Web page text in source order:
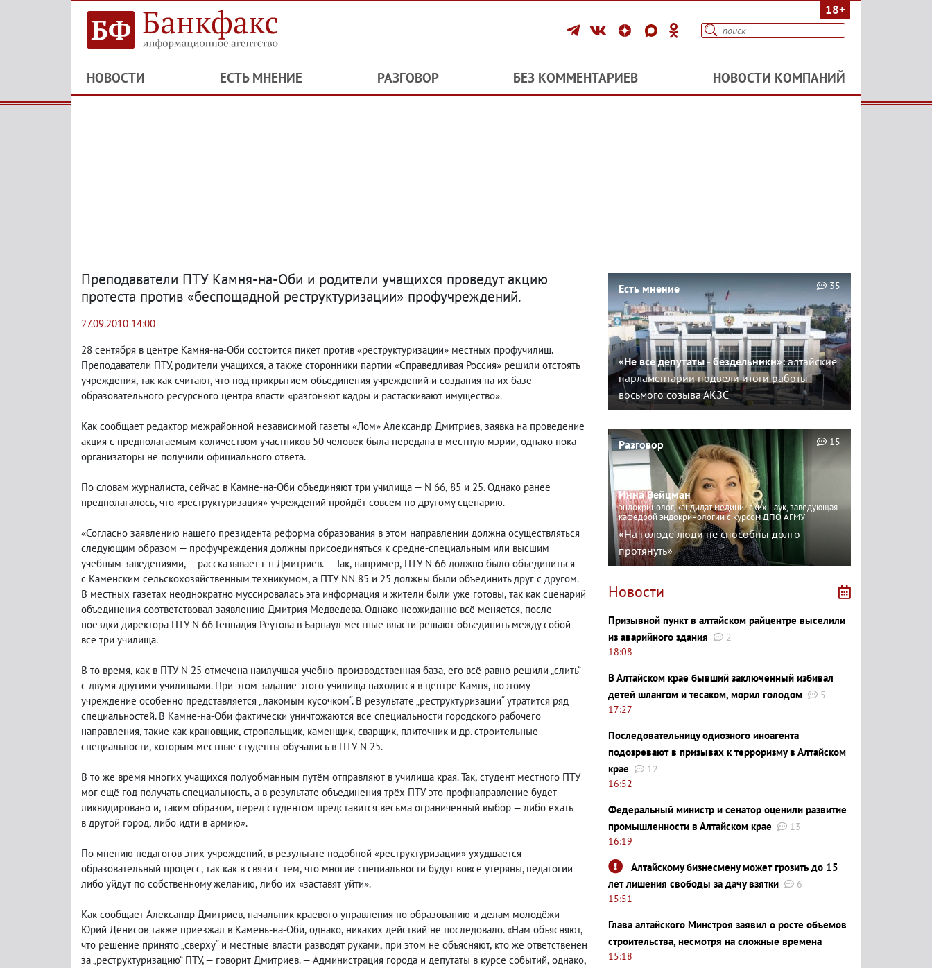
18+
НОВОСТИ ЕСТЬ МНЕНИЕ РАЗГОВОР БЕЗ КОММЕНТАРИЕВ НОВОСТИ КОМПАНИЙ
Преподаватели ПТУ Камня-на-Оби и родители учащихся проведут акцию
протеста против «беспощадной реструктуризации» профучреждений.
27.09.2010 14:00
28 сентября в центре Камня-на-Оби состоится пикет против «реструктуризации» местных профучилищ.
Преподаватели ПТУ, родители учащихся, а также сторонники партии «Справедливая Россия» решили отстоять
учреждения, так как считают, что под прикрытием объединения учреждений и создания на их базе
образовательного ресурсного центра власти «разгоняют кадры и растаскивают имущество».
Как сообщает редактор межрайонной независимой газеты «Лом» Александр Дмитриев, заявка на проведение
акция с предполагаемым количеством участников 50 человек была передана в местную мэрии, однако пока
организаторы не получили официального ответа.
По словам журналиста, сейчас в Камне-на-Оби объединяют три училища — N 66, 85 и 25. Однако ранее
предполагалось, что «реструктуризация» учреждений пройдёт совсем по другому сценарию.
«Согласно заявлению нашего президента реформа образования в этом направлении должна осуществляться
следующим образом — профучреждения должны присоединяться к средне-специальным или высшим
учебным заведениями, — рассказывает г-н Дмитриев. — Так, например, ПТУ N 66 должно было объединиться
с Каменским сельскохозяйственным техникумом, а ПТУ NN 85 и 25 должны были объединить друг с другом.
В местных газетах неоднократно муссировалась эта информация и жители были уже готовы, так как сценарий
объединения соответствовал заявлению Дмитрия Медведева. Однако неожиданно всё меняется, после
поездки директора ПТУ N 66 Геннадия Реутова в Барнаул местные власти решают объединить между собой
все три училища.
В то время, как в ПТУ N 25 отмечена наилучшая учебно-производственная база, его всё равно решили „слить“
с двумя другими училищами. При этом задание этого училища находится в центре Камня, поэтому
учреждение особенно представляется „лакомым кусочком“. В результате „реструктуризации“ утратится ряд
специальностей. В Камне-на-Оби фактически уничтожаются все специальности городского рабочего
направления, такие как крановщик, стропальщик, каменщик, сварщик, плиточник и др. строительные
специальности, которым местные студенты обучались в ПТУ N 25.
В то же время многих учащихся полуобманным путём отправляют в училища края. Так, студент местного ПТУ
мог ещё год получать специальность, а в результате объединения трёх ПТУ это профнаправление будет
ликвидировано и, таким образом, перед студентом представится весьма ограниченный выбор — либо ехать
в другой город, либо идти в армию».
По мнению педагогов этих учреждений, в результате подобной «реструктуризации» ухудшается
образовательный процесс, так как в связи с тем, что многие специальности будут вовсе утеряны, педагогии
либо уйдут по собственному желанию, либо их «заставят уйти».
Как сообщает Александр Дмитриев, начальник краевого управления по образованию и делам молодёжи
Юрий Денисов также приезжал в Камень-на-Оби, однако, никаких действий не последовало. «Нам объясняют,
что решение принято „сверху“ и местные власти разводят руками, при этом не объясняют, кто же ответственен
за „реструктуризацию“ ПТУ, — говорит Дмитриев. — Администрация города и депутаты в курсе событий, однако,
Есть мнение
«Не все депутаты - бездельники»:алтайские
парламентарии подвели итоги работы
восьмого созыва АКЗС
35
Разговор
Инна Вейцман
эндокринолог, кандидат медицинских наук, заведующая
кафедрой эндокринологии с курсом ДПО АГМУ
«На голоде люди не способны долго
протянуть»
15
Новости
Призывной пункт в алтайском райцентре выселили
из аварийного здания
2
18:08
В Алтайском крае бывший заключенный избивал
детей шлангом и тесаком, морил голодом
5
17:27
Последовательницу одиозного иноагента
подозревают в призывах к терроризму в Алтайском
крае
12
16:52
Федеральный министр и сенатор оценили развитие
промышленности в Алтайском крае
13
16:19
Алтайскому бизнесмену может грозить до 15
лет лишения свободы за дачу взятки
6
15:51
Глава алтайского Минстроя заявил о росте объемов
строительства, несмотря на сложные времена
15:18